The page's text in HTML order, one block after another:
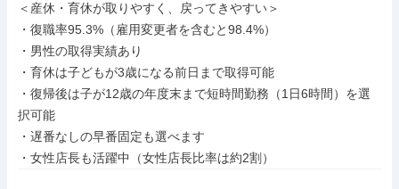
＜産休・育休が取りやすく、戻ってきやすい＞
・復職率95.3%（雇用変更者を含むと98.4%）
・男性の取得実績あり
・育休は子どもが3歳になる前日まで取得可能
・復帰後は子が12歳の年度末まで短時間勤務（1日6時間）を選
択可能
・遅番なしの早番固定も選べます
・女性店長も活躍中（女性店長比率は約2割）